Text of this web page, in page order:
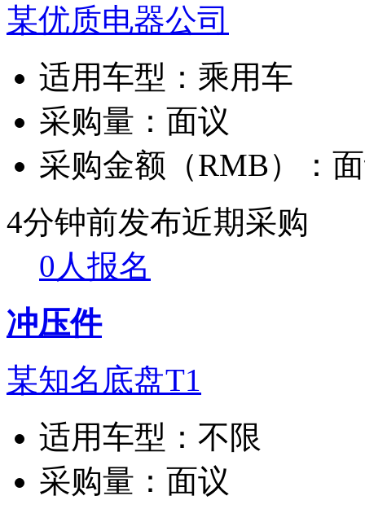
某优质电器公司
适用车型： 乘用车
采购量： 面议
采购金额（RMB）：
4分钟前发布近期采购
0人报名
冲压件
某知名底盘T1
适用车型： 不限
采购量： 面议